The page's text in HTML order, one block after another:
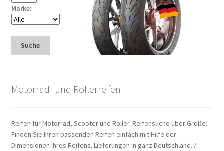
Marke:
Suche
Motorrad- und Rollerreifen
Reifen für Motorrad, Scooter und Roller. Reifensuche über Größe.
Finden Sie Ihren passenden Reifen einfach mit Hilfe der
Dimensionen Ihres Reifens. Lieferungen in ganz Deutschland. /